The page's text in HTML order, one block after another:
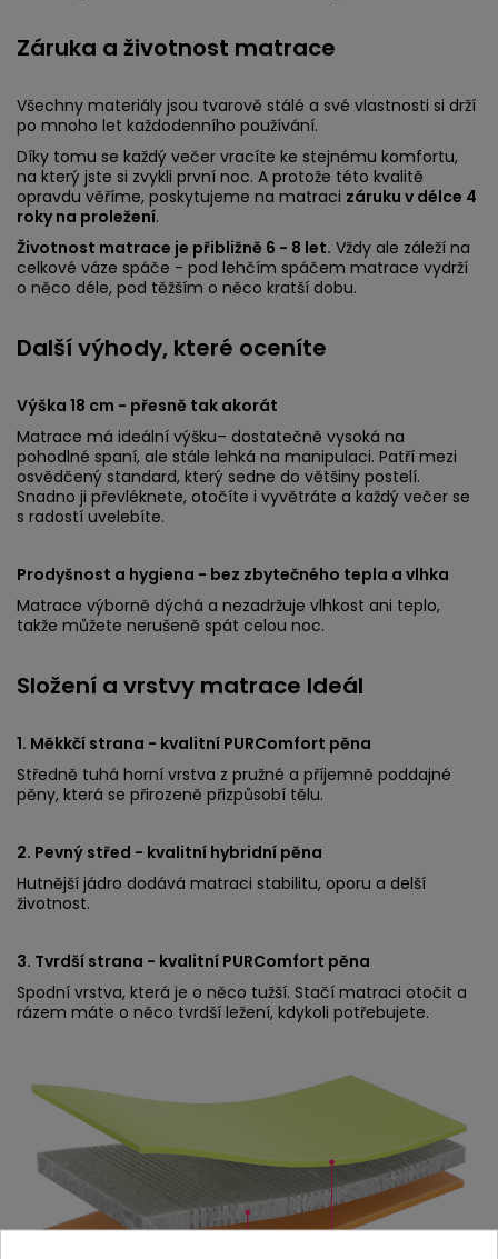
Záruka a životnost matrace
Všechny materiály jsou tvarově stálé a své vlastnosti si drží
po mnoho let každodenního používání.
Díky tomu se každý večer vracíte ke stejnému komfortu,
na který jste si zvykli první noc. A protože této kvalitě
opravdu věříme, poskytujeme na matraci záruku v délce 4
roky na proležení.
Životnost matrace je přibližně 6 - 8 let. Vždy ale záleží na
celkové váze spáče - pod lehčím spáčem matrace vydrží
o něco déle, pod těžším o něco kratší dobu.
Další výhody, které oceníte
Výška 18 cm - přesně tak akorát
Matrace má ideální výšku– dostatečně vysoká na
pohodlné spaní, ale stále lehká na manipulaci. Patří mezi
osvědčený standard, který sedne do většiny postelí.
Snadno ji převléknete, otočíte i vyvětráte a každý večer se
s radostí uvelebíte.
Prodyšnost a hygiena - bez zbytečného tepla a vlhka
Matrace výborně dýchá a nezadržuje vlhkost ani teplo,
takže můžete nerušeně spát celou noc.
Složení a vrstvy matrace Ideál
1. Měkkčí strana - kvalitní PURComfort pěna
Středně tuhá horní vrstva z pružné a příjemně poddajné
pěny, která se přirozeně přizpůsobí tělu.
2. Pevný střed - kvalitní hybridní pěna
Hutnější jádro dodává matraci stabilitu, oporu a delší
životnost.
3. Tvrdší strana - kvalitní PURComfort pěna
Spodní vrstva, která je o něco tužší. Stačí matraci otočit a
rázem máte o něco tvrdší ležení, kdykoli potřebujete.